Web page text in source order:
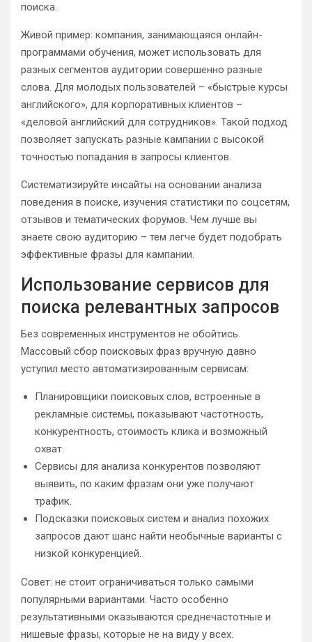
поиска.
Живой пример: компания, занимающаяся онлайн-
программами обучения, может использовать для
разных сегментов аудитории совершенно разные
слова. Для молодых пользователей – «быстрые курсы
английского», для корпоративных клиентов –
«деловой английский для сотрудников». Такой подход
позволяет запускать разные кампании с высокой
точностью попадания в запросы клиентов.
Систематизируйте инсайты на основании анализа
поведения в поиске, изучения статистики по соцсетям,
отзывов и тематических форумов. Чем лучше вы
знаете свою аудиторию – тем легче будет подобрать
эффективные фразы для кампании.
Использование сервисов для
поиска релевантных запросов
Без современных инструментов не обойтись.
Массовый сбор поисковых фраз вручную давно
уступил место автоматизированным сервисам:
Планировщики поисковых слов, встроенные в
рекламные системы, показывают частотность,
конкурентность, стоимость клика и возможный
охват.
Сервисы для анализа конкурентов позволяют
выявить, по каким фразам они уже получают
трафик.
Подсказки поисковых систем и анализ похожих
запросов дают шанс найти необычные варианты с
низкой конкуренцией.
Совет: не стоит ограничиваться только самыми
популярными вариантами. Часто особенно
результативными оказываются среднечастотные и
нишевые фразы, которые не на виду у всех.